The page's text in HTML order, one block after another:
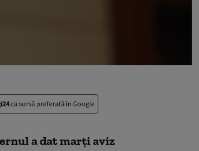
ca sursă preferată în Google
a dat marți aviz